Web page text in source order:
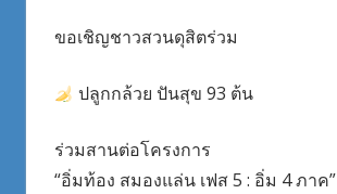
ขอเชิญชาวสวนดุสิตร่วม
ปลูกกล้วย ปันสุข 93 ต้น
ร่วมสานต่อโครงการ
“อิ่มท้อง สมองแล่น เฟส 5 : อิ่ม 4 ภาค”